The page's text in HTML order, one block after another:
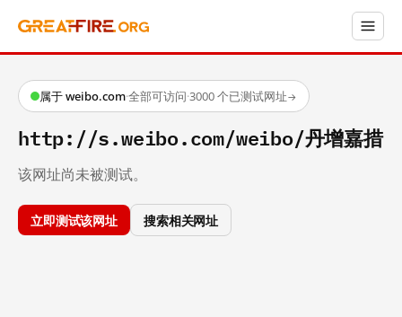
属于 weibo.com·全部可访问·3000 个已测试网址→
http://s.weibo.com/weibo/丹增嘉措
该网址尚未被测试。
立即测试该网址 搜索相关网址